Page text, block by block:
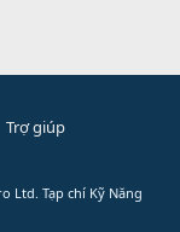
Trợ giúp
Ltd. Tạp chí Kỹ Năng